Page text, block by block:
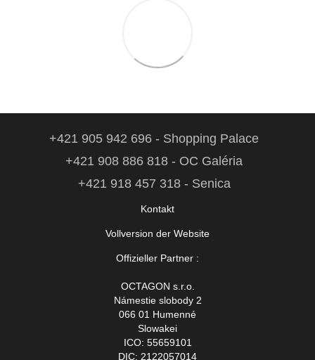
+421 905 942 696 - Shopping Palace
+421 908 886 818 - OC Galéria
+421 918 457 318 - Senica
Kontakt
Vollversion der Website
Offizieller Partner :
OCTAGON s.r.o.
Námestie slobody 2
066 01 Humenné
Slowakei
ICO: 55659101
DIC: 2122057014